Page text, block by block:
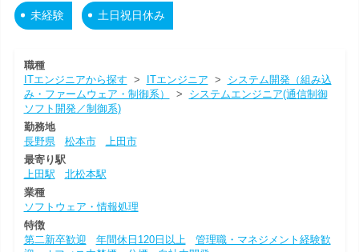
未経験 土日祝日休み
職種
ITエンジニアから探す > ITエンジニア > システム開発（組み込
み・ファームウェア・制御系）
> システムエンジニア(通信制御
ソフト開発／制御系)
勤務地
長野県
松本市
上田市
最寄り駅
上田駅
北松本駅
業種
ソフトウェア・情報処理
特徴
第二新卒歓迎
年間休日120日以上
管理職・マネジメント経験歓